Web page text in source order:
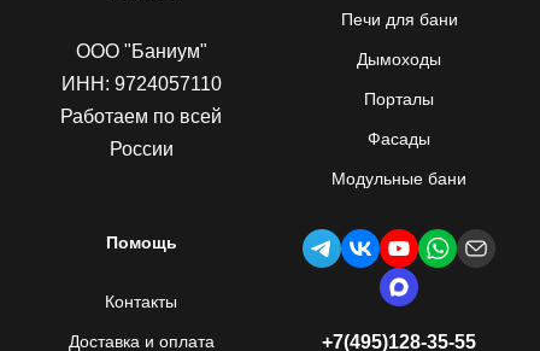
ООО "Баниум"
ИНН: 9724057110
Работаем по всей
России
Печи для бани
Дымоходы
Порталы
Фасады
Модульные бани
Помощь
Контакты
Доставка и оплата +7(495)128-35-55